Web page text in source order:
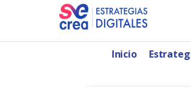
contenido
SeCrea Estrategias
Inicio